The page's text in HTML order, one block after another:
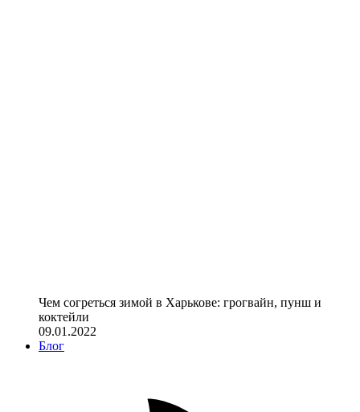
Чем согреться зимой в Харькове: грогвайн, пунш и
коктейли
09.01.2022
Блог